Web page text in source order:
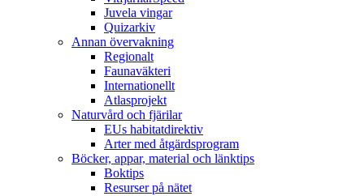
Juvela vingar
Quizarkiv
Annan övervakning
Regionalt
Faunaväkteri
Internationellt
Atlasprojekt
Naturvård och fjärilar
EUs habitatdirektiv
Arter med åtgärdsprogram
Böcker, appar, material och länktips
Boktips
Resurser på nätet